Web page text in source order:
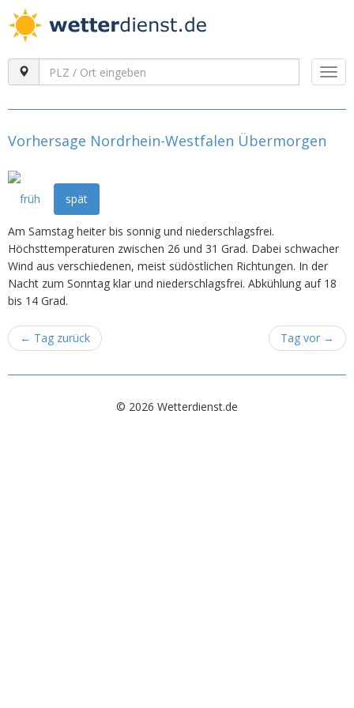
Vorhersage Nordrhein-Westfalen Übermorgen
früh spät
Am Samstag heiter bis sonnig und niederschlagsfrei.
Höchsttemperaturen zwischen 26 und 31 Grad. Dabei schwacher
Wind aus verschiedenen, meist südöstlichen Richtungen. In der
Nacht zum Sonntag klar und niederschlagsfrei. Abkühlung auf 18
bis 14 Grad.
← Tag zurück Tag vor →
© 2026 Wetterdienst.de